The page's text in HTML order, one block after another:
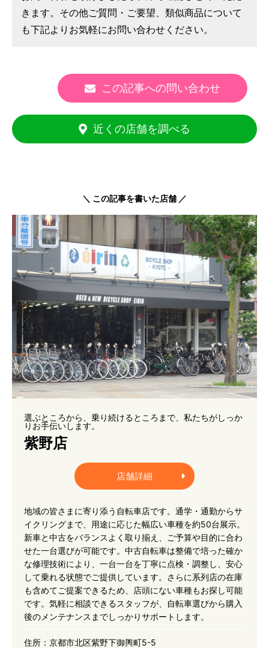
きます。その他ご質問・ご要望、類似商品について
も下記よりお気軽にお問い合わせください。
この記事への問い合わせ
近くの店舗を調べる
＼ この記事を書いた店舗 ／
選ぶところから、乗り続けるところまで、私たちがしっか
りお手伝いします。
紫野店
店舗詳細
地域の皆さまに寄り添う自転車店です。通学・通勤からサ
イクリングまで、用途に応じた幅広い車種を約50台展示。
新車と中古をバランスよく取り揃え、ご予算や目的に合わ
せた一台選びが可能です。中古自転車は整備で培った確か
な修理技術により、一台一台を丁寧に点検・調整し、安心
して乗れる状態でご提供しています。さらに系列店の在庫
も含めてご提案できるため、店頭にない車種もお探し可能
です。気軽に相談できるスタッフが、自転車選びから購入
後のメンテナンスまでしっかりサポートします。
住所： 京都市北区紫野下御輿町5-5